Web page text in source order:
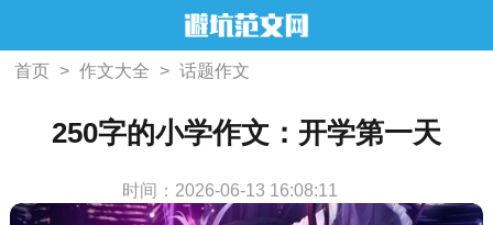
首页 > 作文大全 > 话题作文
250字的小学作文：开学第一天
时间：2026-06-13 16:08:11